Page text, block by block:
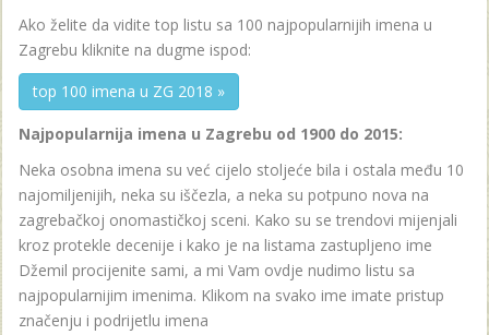
Ako želite da vidite top listu sa 100 najpopularnijih imena u
Zagrebu kliknite na dugme ispod:
top 100 imena u ZG 2018 »
Najpopularnija imena u Zagrebu od 1900 do 2015:
Neka osobna imena su već cijelo stoljeće bila i ostala među 10
najomiljenijih, neka su iščezla, a neka su potpuno nova na
zagrebačkoj onomastičkoj sceni. Kako su se trendovi mijenjali
kroz protekle decenije i kako je na listama zastupljeno ime
Džemil procijenite sami, a mi Vam ovdje nudimo listu sa
najpopularnijim imenima. Klikom na svako ime imate pristup
značenju i podrijetlu imena